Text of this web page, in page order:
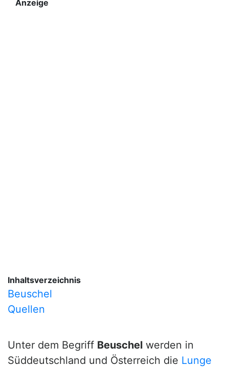
Anzeige
Inhaltsverzeichnis
Beuschel
Quellen
Unter dem Begriff Beuschel werden in
Süddeutschland und Österreich die Lunge